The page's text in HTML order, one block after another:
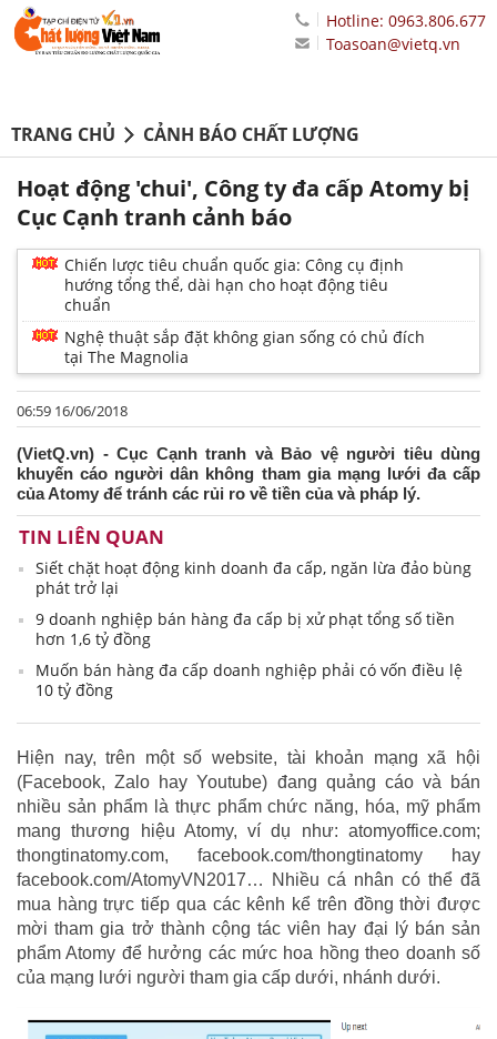
Hotline: 0963.806.677
Toasoan@vietq.vn
TRANG CHỦ CẢNH BÁO CHẤT LƯỢNG
Hoạt động 'chui', Công ty đa cấp Atomy bị
Cục Cạnh tranh cảnh báo
Chiến lược tiêu chuẩn quốc gia: Công cụ định
hướng tổng thể, dài hạn cho hoạt động tiêu
chuẩn
Nghệ thuật sắp đặt không gian sống có chủ đích
tại The Magnolia
06:59 16/06/2018
(VietQ.vn) - Cục Cạnh tranh và Bảo vệ người tiêu dùng
khuyến cáo người dân không tham gia mạng lưới đa cấp
của Atomy để tránh các rủi ro về tiền của và pháp lý.
TIN LIÊN QUAN
Siết chặt hoạt động kinh doanh đa cấp, ngăn lừa đảo bùng
phát trở lại
9 doanh nghiệp bán hàng đa cấp bị xử phạt tổng số tiền
hơn 1,6 tỷ đồng
Muốn bán hàng đa cấp doanh nghiệp phải có vốn điều lệ
10 tỷ đồng
Hiện nay, trên một số website, tài khoản mạng xã hội
(Facebook, Zalo hay Youtube) đang quảng cáo và bán
nhiều sản phẩm là thực phẩm chức năng, hóa, mỹ phẩm
mang thương hiệu Atomy, ví dụ như: atomyoffice.com;
thongtinatomy.com, facebook.com/thongtinatomy hay
facebook.com/AtomyVN2017… Nhiều cá nhân có thể đã
mua hàng trực tiếp qua các kênh kể trên đồng thời được
mời tham gia trở thành cộng tác viên hay đại lý bán sản
phẩm Atomy để hưởng các mức hoa hồng theo doanh số
của mạng lưới người tham gia cấp dưới, nhánh dưới.